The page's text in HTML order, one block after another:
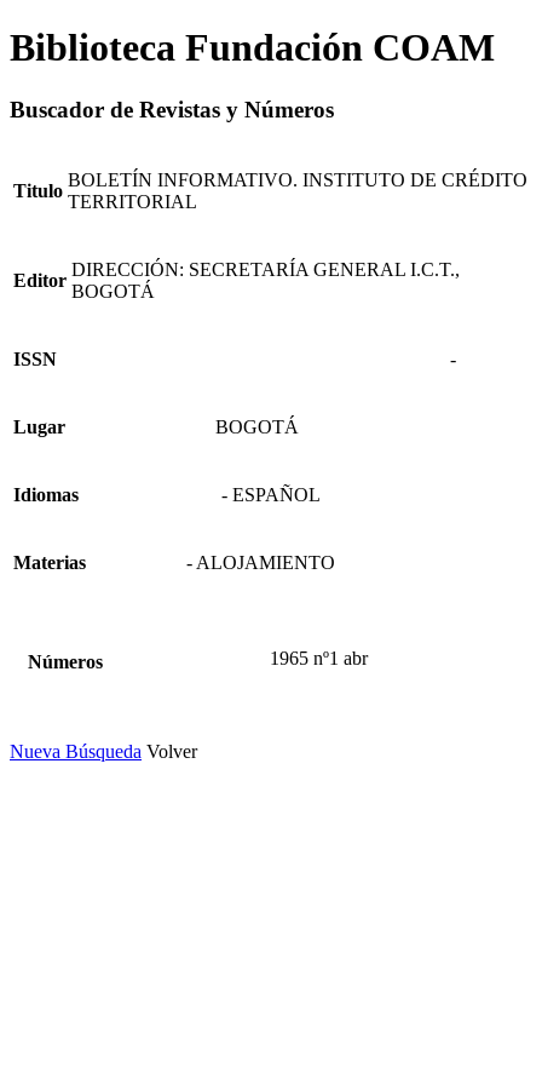
Biblioteca Fundación COAM
Buscador de Revistas y Números
Titulo
BOLETÍN INFORMATIVO. INSTITUTO DE CRÉDITO
TERRITORIAL
Editor
DIRECCIÓN: SECRETARÍA GENERAL I.C.T.,
BOGOTÁ
ISSN -
Lugar BOGOTÁ
Idiomas - ESPAÑOL
Materias - ALOJAMIENTO
Números 1965 nº1 abr
Nueva Búsqueda Volver